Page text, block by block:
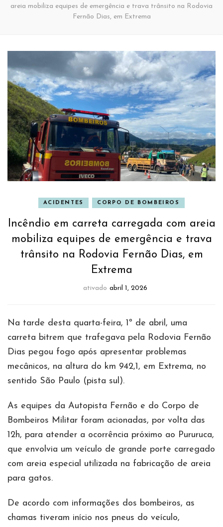
areia mobiliza equipes de emergência e trava trânsito na Rodovia
Fernão Dias, em Extrema
ACIDENTES CORPO DE BOMBEIROS
Incêndio em carreta carregada com areia
mobiliza equipes de emergência e trava
trânsito na Rodovia Fernão Dias, em
Extrema
ativado abril 1, 2026
Na tarde desta quarta-feira, 1º de abril, uma
carreta bitrem que trafegava pela Rodovia Fernão
Dias pegou fogo após apresentar problemas
mecânicos, na altura do km 942,1, em Extrema, no
sentido São Paulo (pista sul).
As equipes da Autopista Fernão e do Corpo de
Bombeiros Militar foram acionadas, por volta das
12h, para atender a ocorrência próximo ao Pururuca,
que envolvia um veículo de grande porte carregado
com areia especial utilizada na fabricação de areia
para gatos.
De acordo com informações dos bombeiros, as
chamas tiveram início nos pneus do veículo,